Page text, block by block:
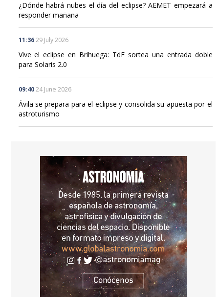
¿Dónde habrá nubes el día del eclipse? AEMET empezará a
responder mañana
11:36 29 July 2026
Vive el eclipse en Brihuega: TdE sortea una entrada doble
para Solaris 2.0
09:40 24 June 2026
Ávila se prepara para el eclipse y consolida su apuesta por el
astroturismo